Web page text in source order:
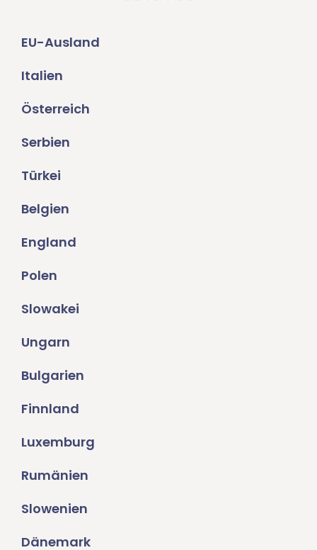
EU-Ausland
Italien
Österreich
Serbien
Türkei
Belgien
England
Polen
Slowakei
Ungarn
Bulgarien
Finnland
Luxemburg
Rumänien
Slowenien
Dänemark